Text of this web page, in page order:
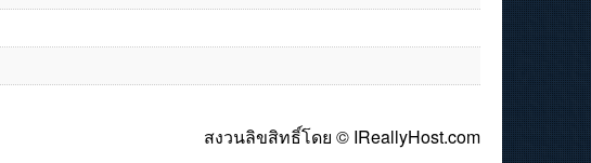
สงวนลิขสิทธิ์โดย © IReallyHost.com